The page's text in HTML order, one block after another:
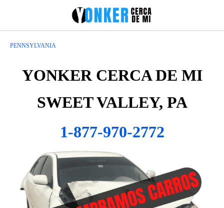
PENNSYLVANIA
YONKER CERCA DE MI
SWEET VALLEY, PA
1-877-970-2772